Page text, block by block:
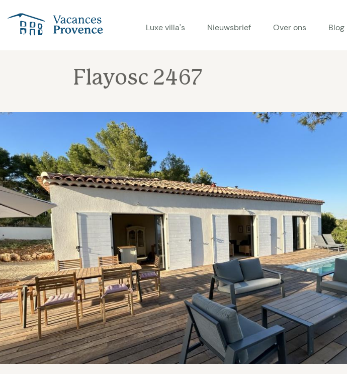
Vacances Provence
Luxe villa's
Nieuwsbrief Over ons Blog
Flayosc 2467